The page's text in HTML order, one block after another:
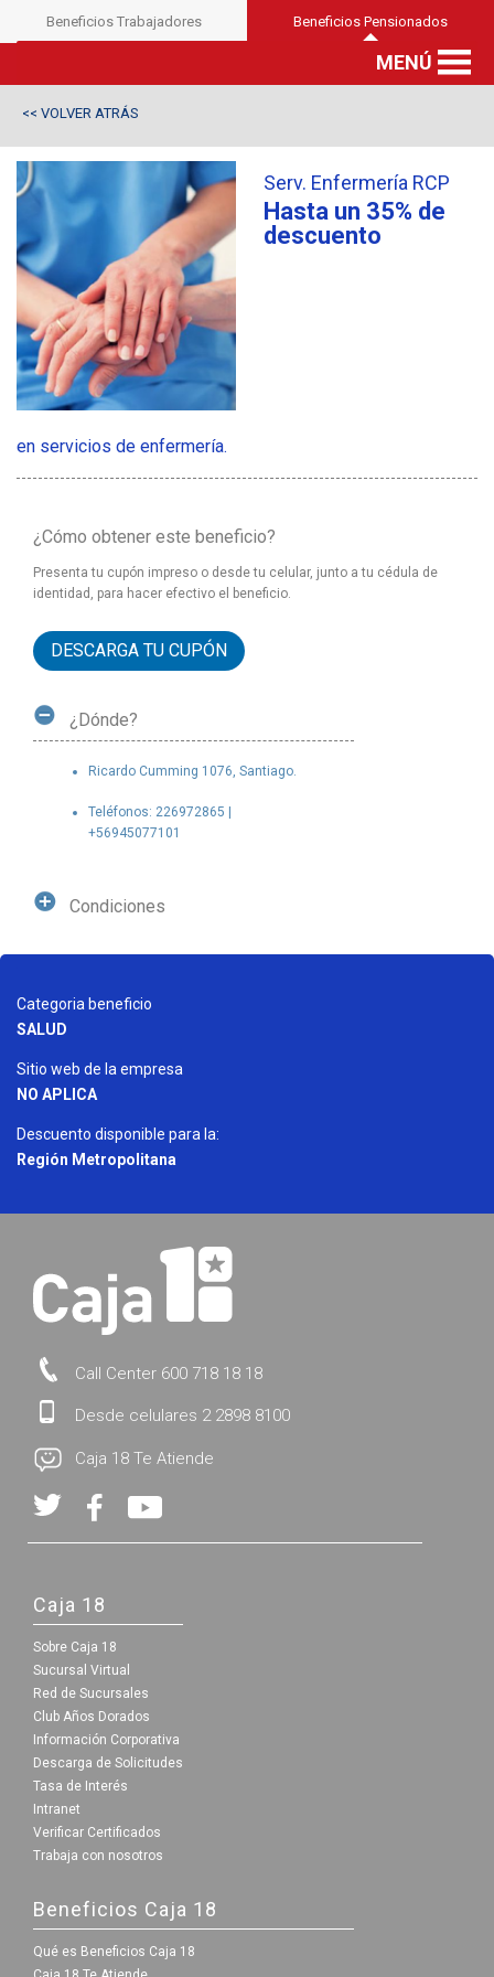
Beneficios Trabajadores Beneficios Pensionados
MENÚ
<< VOLVER ATRÁS
Serv. Enfermería RCP
Hasta un 35% de
descuento
en servicios de enfermería.
¿Cómo obtener este beneficio?
Presenta tu cupón impreso o desde tu celular, junto a tu cédula de
identidad, para hacer efectivo el beneficio.
DESCARGA TU CUPÓN
¿Dónde?
Ricardo Cumming 1076, Santiago.
Teléfonos: 226972865 |
+56945077101
Condiciones
Categoria beneficio
SALUD
Sitio web de la empresa
NO APLICA
Descuento disponible para la:
Región Metropolitana
Call Center 600 718 18 18
Desde celulares 2 2898 8100
Caja 18 Te Atiende
Caja 18
Sobre Caja 18
Sucursal Virtual
Red de Sucursales
Club Años Dorados
Información Corporativa
Descarga de Solicitudes
Tasa de Interés
Intranet
Verificar Certificados
Trabaja con nosotros
Beneficios Caja 18
Qué es Beneficios Caja 18